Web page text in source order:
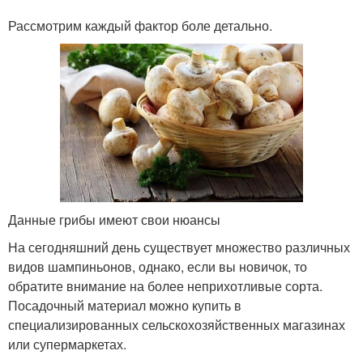
Рассмотрим каждый фактор боле детально.
Данные грибы имеют свои нюансы
На сегодняшний день существует множество различных
видов шампиньонов, однако, если вы новичок, то
обратите внимание на более неприхотливые сорта.
Посадочный материал можно купить в
специализированных сельскохозяйственных магазинах
или супермаркетах.